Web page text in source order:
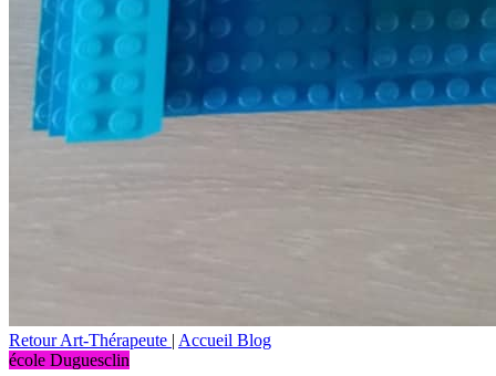
Retour Art-Thérapeute | Accueil Blog
école Duguesclin